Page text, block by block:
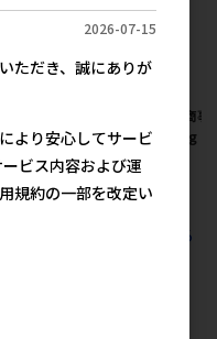
メーカー希望小売価格
522円
[藤沢商
プ200g
藤沢商事の人気商品を見る
2026-07-15
ただき、誠にありが
より安心してサービ
ビス内容および運
規約の一部を改定い